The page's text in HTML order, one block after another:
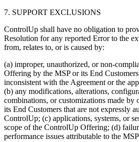
7. SUPPORT EXCLUSIONS
ControlUp shall have no obligation to
Resolution for any reported Error to the
from, relates to, or is caused by:
(a) improper, unauthorized, or non-
Offering by the MSP or its End
inconsistent with the Agreement or the
(b) any modifications, alterations,
combinations, or customizations made by
its End Customers that are not expressly
ControlUp; (c) applications, systems, or
scope of the ControlUp Offering; (d)
performance issues attributable to the